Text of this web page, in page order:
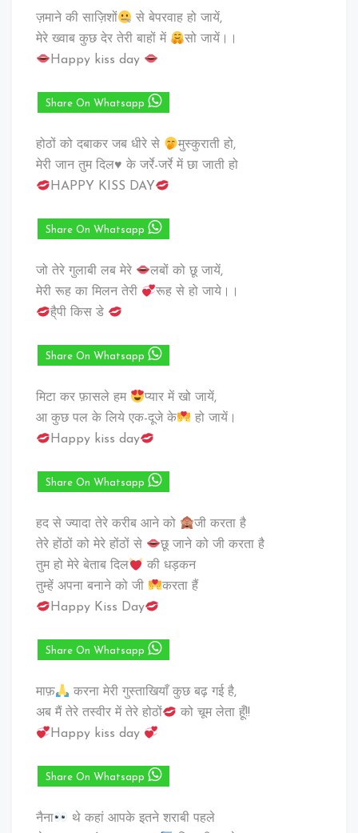
ज़माने की साज़िशों
से बेपरवाह हो जायें,
मेरे ख्वाब कुछ देर तेरी बाहों में
सो जायें।।
Happy kiss day
Share On Whatsapp
होठों को दबाकर जब धीरे से
मुस्कुराती हो,
मेरी जान तुम दिल♥️ के जर्रे-जर्रे में छा जाती हो
HAPPY KISS DAY
Share On Whatsapp
जो तेरे गुलाबी लब मेरे
लबों को छू जायें,
मेरी रूह का मिलन तेरी
रूह से हो जाये।।
है्पी किस डे
Share On Whatsapp
मिटा कर फ़ासले हम
प्यार में खो जायें,
आ कुछ पल के लिये एक-दूजे के
हो जायें।
Happy kiss day
Share On Whatsapp
हद से ज्यादा तेरे करीब आने को
जी करता है
तेरे होंठों को मेरे होंठों से
छू जाने को जी करता है
तुम हो मेरे बेताब दिल
की धड़कन
तुम्हें अपना बनाने को जी
करता हैं
Happy Kiss Day
Share On Whatsapp
माफ़
करना मेरी गुस्ताखियाँ कुछ बढ़ गई है,
अब मैं तेरे तस्वीर में तेरे होठों
को चूम लेता हूँ!!
Happy kiss day
Share On Whatsapp
नैना
थे कहां आपके इतने शराबी पहले